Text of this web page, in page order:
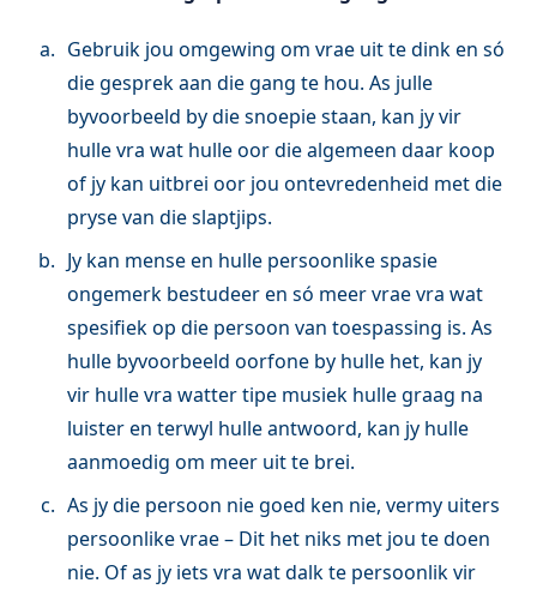
Gebruik jou omgewing om vrae uit te dink en só
die gesprek aan die gang te hou. As julle
byvoorbeeld by die snoepie staan, kan jy vir
hulle vra wat hulle oor die algemeen daar koop
of jy kan uitbrei oor jou ontevredenheid met die
pryse van die slaptjips.
Jy kan mense en hulle persoonlike spasie
ongemerk bestudeer en só meer vrae vra wat
spesifiek op die persoon van toespassing is. As
hulle byvoorbeeld oorfone by hulle het, kan jy
vir hulle vra watter tipe musiek hulle graag na
luister en terwyl hulle antwoord, kan jy hulle
aanmoedig om meer uit te brei.
As jy die persoon nie goed ken nie, vermy uiters
persoonlike vrae – Dit het niks met jou te doen
nie. Of as jy iets vra wat dalk te persoonlik vir